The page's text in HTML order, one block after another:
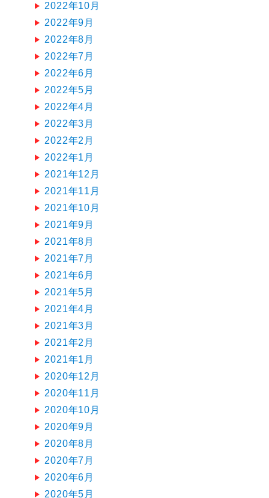
2022年10月
2022年9月
2022年8月
2022年7月
2022年6月
2022年5月
2022年4月
2022年3月
2022年2月
2022年1月
2021年12月
2021年11月
2021年10月
2021年9月
2021年8月
2021年7月
2021年6月
2021年5月
2021年4月
2021年3月
2021年2月
2021年1月
2020年12月
2020年11月
2020年10月
2020年9月
2020年8月
2020年7月
2020年6月
2020年5月